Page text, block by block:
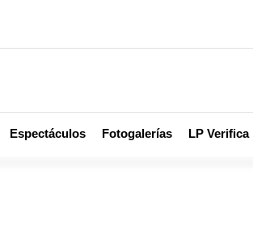
Espectáculos Fotogalerías LP Verifica